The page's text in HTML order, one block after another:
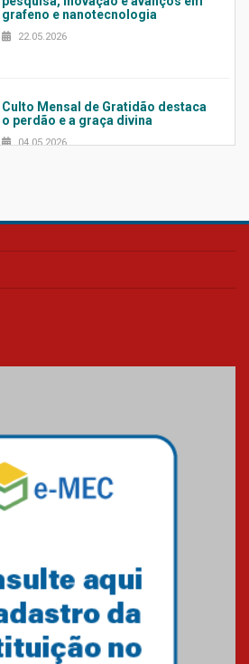
grafeno e nanotecnologia
22.05.2026
Culto Mensal de Gratidão destaca
o perdão e a graça divina
04.05.2026
Confira como foi o culto mensal
Mackenzie mobiliza campanha
solidária para apoiar famílias em
Minas Gerais
Primeiro culto do ano ressalta o
27.02.2026